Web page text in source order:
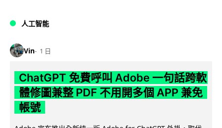
人工智能
Vin 1 日
ChatGPT 免費呼叫 Adobe 一句話跨軟
體修圖兼整 PDF 不用開多個 APP 兼免
帳號